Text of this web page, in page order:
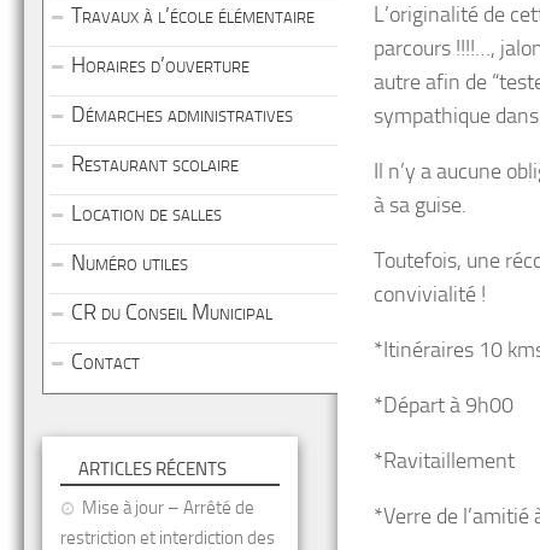
L’originalité de
parcours !!!!…,
autre afin de
sympathique
Il n’y a aucune
à sa guise.
Toutefois, une
convivialité !
*Itinéraires 10
*Départ à 9h00
*Ravitaillement
*Verre de l’amitié
Travaux à l’école élémentaire
Horaires d’ouverture
Démarches administratives
Restaurant scolaire
Location de salles
Numéro utiles
CR du Conseil Municipal
Contact
ARTICLES RÉCENTS
Mise à jour – Arrêté de
restriction et interdiction des